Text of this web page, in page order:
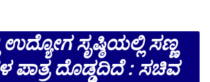
ಉದ್ಯೋಗ ಸೃಷ್ಠಿಯಲ್ಲಿ ಸಣ್ಣ
ಪಾತ್ರ ದೊಡ್ಡದಿದೆ : ಸಚಿವ